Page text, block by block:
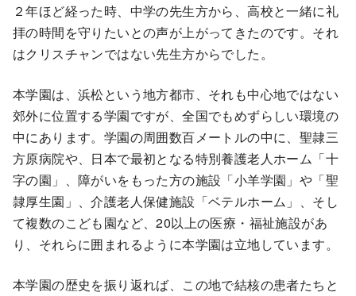
２年ほど経った時、中学の先生方から、高校と一緒に礼
拝の時間を守りたいとの声が上がってきたのです。それ
はクリスチャンではない先生方からでした。
本学園は、浜松という地方都市、それも中心地ではない
郊外に位置する学園ですが、全国でもめずらしい環境の
中にあります。学園の周囲数百メートルの中に、聖隷三
方原病院や、日本で最初となる特別養護老人ホーム「十
字の園」、障がいをもった方の施設「小羊学園」や「聖
隷厚生園」、介護老人保健施設「ベテルホーム」、そし
て複数のこども園など、20以上の医療・福祉施設があ
り、それらに囲まれるように本学園は立地しています。
本学園の歴史を振り返れば、この地で結核の患者たちと